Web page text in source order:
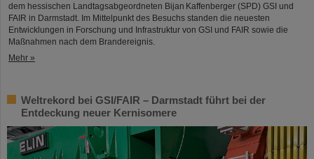
dem hessischen Landtagsabgeordneten Bijan Kaffenberger (SPD) GSI und
FAIR in Darmstadt. Im Mittelpunkt des Besuchs standen die neuesten
Entwicklungen in Forschung und Infrastruktur von GSI und FAIR sowie die
Maßnahmen nach dem Brandereignis.
Mehr »
Weltrekord bei GSI/FAIR – Darmstadt führt bei der
Entdeckung neuer Kernisomere